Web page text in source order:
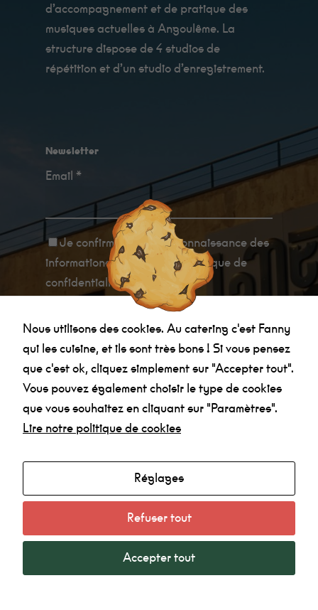
d’accompagnement et de pratique des
musiques actuelles à Angoulême. La
structure dispose de 4 studios de
répétition et d’un studio d’enregistrement.
Newsletter
Email *
Je confirme avoir pris connaissance des
informations relatives à la politique de
confidentialité.
Agenda
Made in la Nef
Nous utilisons des cookies. Au catering c'est Fanny
qui les cuisine, et ils sont très bons ! Si vous pensez
que c'est ok, cliquez simplement sur "Accepter tout".
Vous pouvez également choisir le type de cookies
que vous souhaitez en cliquant sur "Paramètres".
Lire notre politique de cookies
Réglages
Refuser tout
Accepter tout
améliorer la
fonctionnalité
structure du
site Web, en
fonction de la
Expérience
Afin que notre
fonctionne au
votre visite. Si
ces cookies,
certaines
fonctionnalités
disparaîtront
du site.
Marketing
En
vos intérêts et
votre
comportement
lorsque vous
contenu et
des offres